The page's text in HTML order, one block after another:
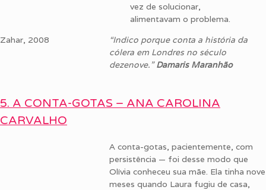
vez de solucionar,
alimentavam o problema.
Zahar, 2008
“Indico porque conta a história da
cólera em Londres no século
dezenove.”Damaris Maranhão
5. A CONTA-GOTAS – ANA CAROLINA
CARVALHO
A conta-gotas, pacientemente, com
persistência — foi desse modo que
Olívia conheceu sua mãe. Ela tinha nove
meses quando Laura fugiu de casa,